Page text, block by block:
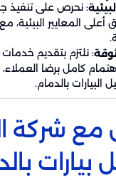
: نحرص على تنفيذ
أعلى المعايير البيئية،
: نلتزم بتقديم
كامل برضا
بالدمام.
شركة
بيارات